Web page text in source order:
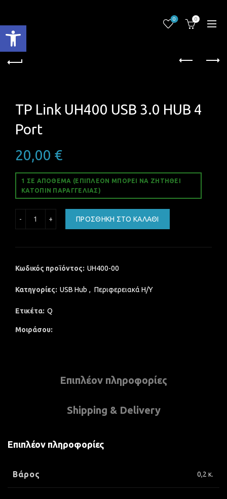
Ανοίξτε τη γραμμή εργαλείων
0 0
TP Link UH400 USB 3.0 HUB 4
Port
20,00 €
1 ΣΕ ΑΠΌΘΕΜΑ (ΕΠΙΠΛΈΟΝ ΜΠΟΡΕΊ ΝΑ ΖΗΤΗΘΕΊ
ΚΑΤΌΠΙΝ ΠΑΡΑΓΓΕΛΊΑΣ)
ΠΡΟΣΘΉΚΗ ΣΤΟ ΚΑΛΆΘΙ
Κωδικός προϊόντος: UH400-00
Κατηγορίες: USB Hub , Περιφερειακά Η/Υ
Ετικέτα: Q
Μοιράσου
Επιπλέον πληροφορίες
Shipping & Delivery
Επιπλέον πληροφορίες
Βάρος 0,2 κ.